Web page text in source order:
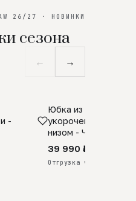
26/27 · НОВИНКИ
сезона
← →
-
ПРЕДЗАКАЗ
Юбка из
укороченная с
низом - Черный
39 990 ₽
Отгрузка через 25 дней